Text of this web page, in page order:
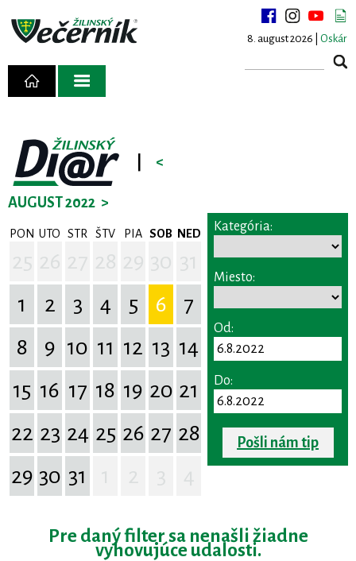
8. august 2026 | Oskár
<
AUGUST 2022 >
PON UTO STR ŠTV PIA SOB NED
1
2 3 4 5 6
7
8
9 10 11 12 13 14
15 16 17 18 19 20 21
22 23 24 25 26 27 28
29 30 31
Kategória:
Miesto:
Od:
Do:
Pošli nám tip
Pre daný filter sa nenašli žiadne
vyhovujúce udalosti.